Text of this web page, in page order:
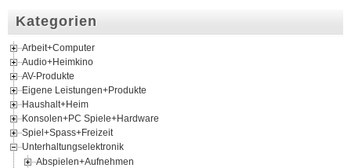
Kategorien
Arbeit+Computer
Audio+Heimkino
AV-Produkte
Eigene Leistungen+Produkte
Haushalt+Heim
Konsolen+PC Spiele+Hardware
Spiel+Spass+Freizeit
Unterhaltungselektronik
Abspielen+Aufnehmen